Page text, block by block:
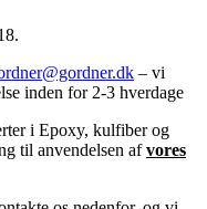
– vi
inden for 2-3 hverdage
i Epoxy, kulfiber og
til anvendelsen afvores